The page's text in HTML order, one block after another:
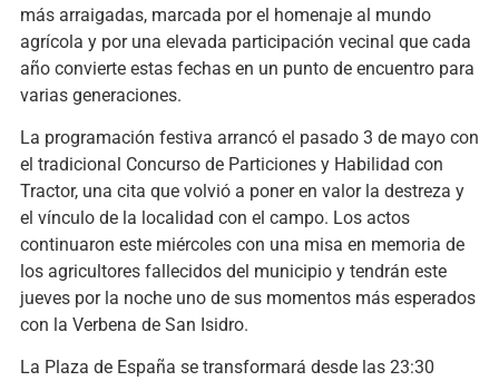
más arraigadas, marcada por el homenaje al mundo
agrícola y por una elevada participación vecinal que cada
año convierte estas fechas en un punto de encuentro para
varias generaciones.
La programación festiva arrancó el pasado 3 de mayo con
el tradicional Concurso de Particiones y Habilidad con
Tractor, una cita que volvió a poner en valor la destreza y
el vínculo de la localidad con el campo. Los actos
continuaron este miércoles con una misa en memoria de
los agricultores fallecidos del municipio y tendrán este
jueves por la noche uno de sus momentos más esperados
con la Verbena de San Isidro.
La Plaza de España se transformará desde las 23:30